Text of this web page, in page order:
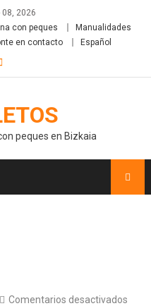
2026
con peques
Manualidades
en contacto Español
peques en Bizkaia
Comentarios desactivados